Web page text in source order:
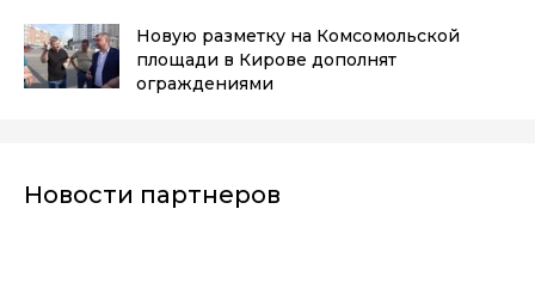
Новую разметку на Комсомольской
площади в Кирове дополнят
ограждениями
Новости партнеров